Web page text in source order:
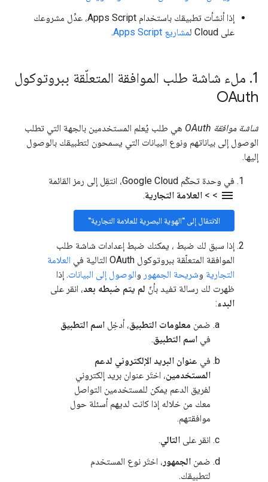
إذا أنشأت تطبيقك باستخدام Apps Script، عدِّل مشروعك
على Cloud ل
مشاريع Apps Script .
1
. ملء شاشة طلب الموافقة المتعلّقة ببروتوكول
OAuth
شاشة موافقة OAuth
هي طلب يُعلم المستخدمين بالجهة التي تطلب
الوصول إلى بياناتهم ونوع البيانات التي يسمحون لتطبيقك بالوصول
إليها.
في وحدة تحكّم Google Cloud، انتقِل إلى رمز القائمة
menu
>
> العلامة التجارية.
الانتقال إلى "الهوية البصرية للعلامة التجارية"
إذا سبق لك ضبط ، يمكنك ضبط إعدادات شاشة طلب
الموافقة المتعلّقة ببروتوكول OAuth التالية في
العلامة
التجارية وشريحة الجمهور والوصول إلى البيانات. إذا
ظهرت لك رسالة تفيد بأنّ لم يتم ضبطه بعد، انقر على
البدء:
ضمن معلومات التطبيق، أدخِل اسم التطبيق
في اسم التطبيق.
في عنوان البريد الإلكتروني لدعم
المستخدمين، اختَر عنوان بريد إلكتروني
لفريق الدعم يمكن للمستخدمين التواصل
معك من خلاله إذا كانت لديهم أسئلة حول
موافقتهم.
انقر على التالي.
ضمن الجمهور ، اختَر نوع المستخدم
لتطبيقك.